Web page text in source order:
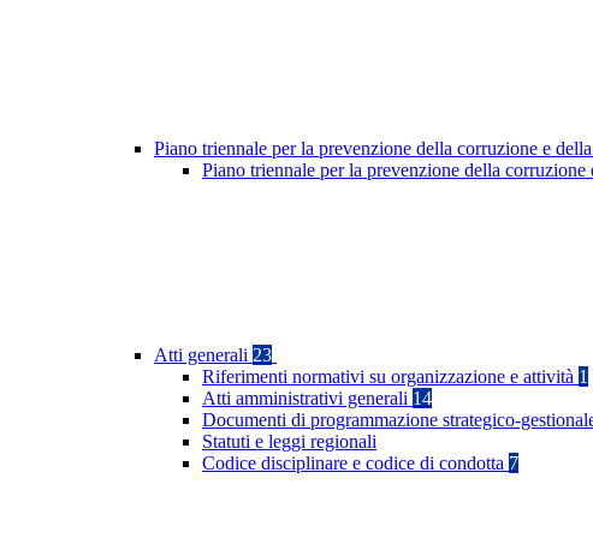
Piano triennale per la prevenzione della corruzione e della
Piano triennale per la prevenzione della
Atti generali 23
Riferimenti normativi su organizzazione e attività 1
Atti amministrativi generali 14
Documenti di programmazione strategico-
Statuti e leggi regionali
Codice disciplinare e codice di condotta 7